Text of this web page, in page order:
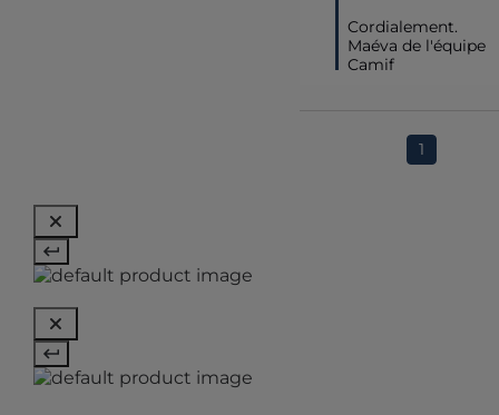
Cordialement.
Maéva de l'équipe
Camif
1